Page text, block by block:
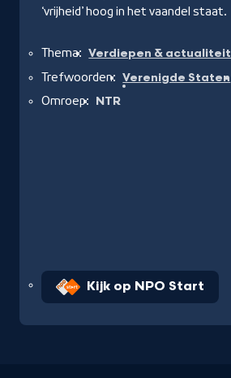
‘vrijheid’ hoog in het vaandel staat.
Thema: Verdiepen & actualiteit
Trefwoorden: Verenigde Staten
Omroep: NTR
Kijk op NPO Start